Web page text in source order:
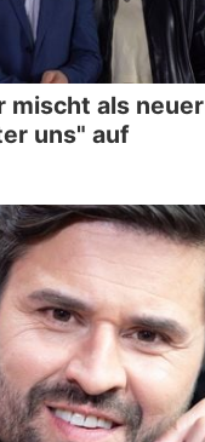
mischt als neuer
uns" auf